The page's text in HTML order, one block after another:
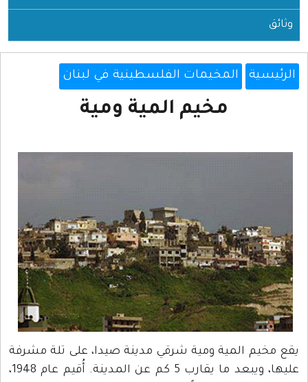
وثائق
الرئيسية المخيمات الفلسطينية في لبنان
مخيم المية ومية
يقع مخيم المية ومية شرقي مدينة صيدا، على تلة مشرفة
عليها، ويبعد ما يقارب 5 كم عن المدينة. أُقيم عام 1948،